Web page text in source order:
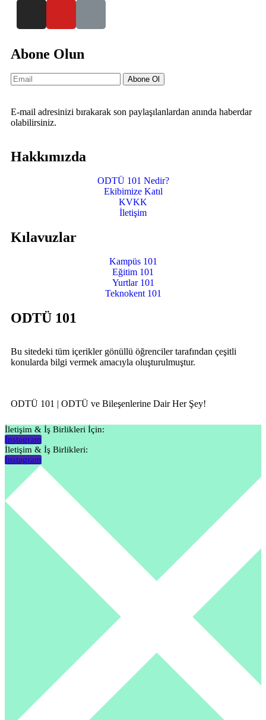
Abone Olun
Abone Ol
E-mail adresinizi bırakarak son paylaşılanlardan anında haberdar
olabilirsiniz.
Hakkımızda
ODTÜ 101 Nedir?
Ekibimize Katıl
KVKK
İletişim
Kılavuzlar
Kampüs 101
Eğitim 101
Yurtlar 101
Teknokent 101
ODTÜ 101
Bu sitedeki tüm içerikler gönüllü öğrenciler tarafından çeşitli
konularda bilgi vermek amacıyla oluşturulmuştur.
ODTÜ 101 | ODTÜ ve Bileşenlerine Dair Her Şey!
İletişim & İş Birlikleri İçin:
Instagram
İletişim & İş Birlikleri:
Instagram